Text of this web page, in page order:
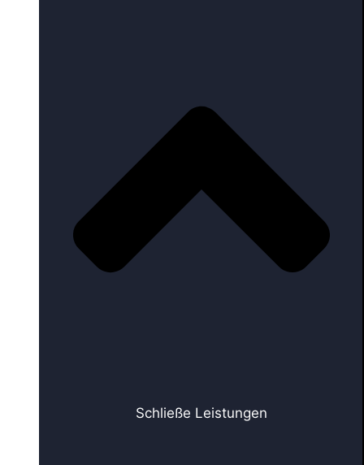
Schließe Leistungen